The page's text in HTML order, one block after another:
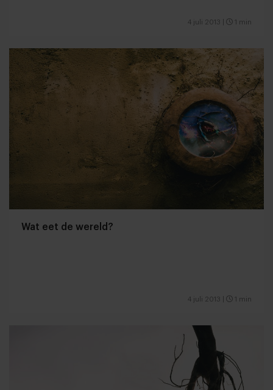
4 juli 2013 1 min
Wat eet de wereld?
4 juli 2013 1 min